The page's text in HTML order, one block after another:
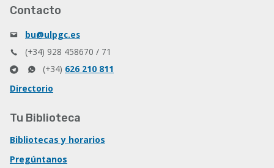
Contacto
bu@ulpgc.es
(+34) 928 458670 / 71
(+34) 626 210 811
Directorio
Tu Biblioteca
Bibliotecas y horarios
Pregúntanos